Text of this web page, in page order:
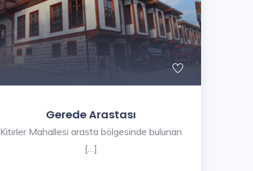
Gerede Arastası
Kitirler Mahallesi arasta bölgesinde bulunan
[…]